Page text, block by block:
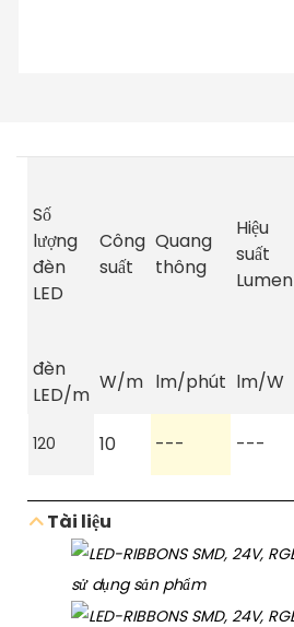
Số
lượng
đèn
LED
Công
suất
Quang
thông
Hiệu
suất
Lumen
đèn
LED/m
W/m lm/phút lm/W
120 10 --- ---
Tài liệu
sử dụng sản phẩm